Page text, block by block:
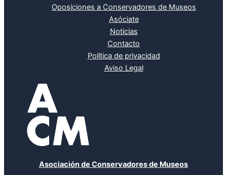
Oposiciones a Conservadores de Museos
Asóciate
Noticias
Contacto
Política de privacidad
Aviso Legal
Asociación de Conservadores de Museos